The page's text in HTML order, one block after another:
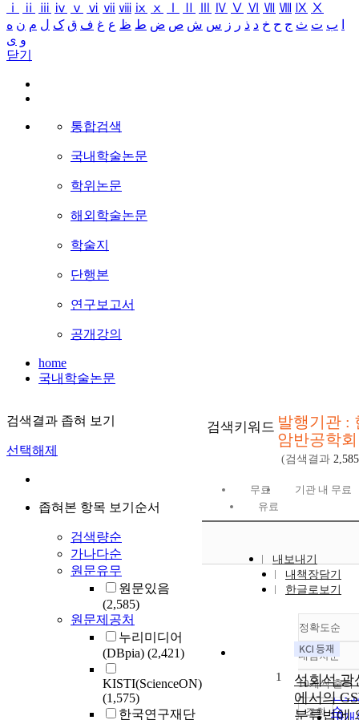
ⅰ
ⅱ ⅲ ⅳ ⅴ ⅵ ⅶ ⅷ ⅸ ⅹ Ⅳ Ⅴ Ⅵ Ⅶ Ⅷ Ⅸ Ⅹ
ب ت ث ج ح خ د ذ ر ز س ش ص ض ط ظ ع غ ف ق ک ل م ن ه
و ی
닫기
통합검색
국내학술논문
학위논문
해외학술논문
학술지
단행본
연구보고서
공개강의
home
국내학술논문
검색결과 좁혀 보기
선택해제
좁혀본 항목 보기순서
검색량순
가나다순
원문유무
원문있음
(2,585)
원문제공처
누리미디어
(DBpia) (2,421)
KISTI(ScienceON)
(1,575)
한국연구재단
검색키워드 발행기관 :
암반공학회
(검색결과 2,585
무료
기관 내 무료
유료
내보내기
내책장담기
한글로보기
정확도순
정확
순
인기
순
내림차순
내림
10개씩 출력
조회
1
석회석 광
에서의
분류법에